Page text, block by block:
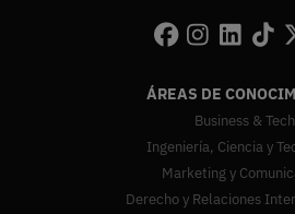
ÁREAS DE
Business & Tech
Ingeniería, Ciencia y
Marketing y
Derecho y Relaciones